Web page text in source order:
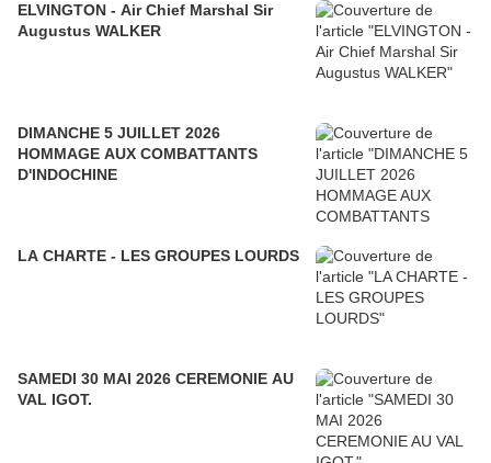
ELVINGTON - Air Chief Marshal Sir
Augustus WALKER
DIMANCHE 5 JUILLET 2026
HOMMAGE AUX COMBATTANTS
D'INDOCHINE
LA CHARTE - LES GROUPES LOURDS
SAMEDI 30 MAI 2026 CEREMONIE AU
VAL IGOT.